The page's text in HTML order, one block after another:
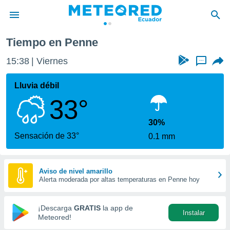
de
ha
para
que se
calidad.
a este
las
y
forma
digital
basada
Tiempo en Penne
15:38 Viernes ...
Lluvia débil
33°
Sensación de 33°
30%
0.1 mm
Aviso de nivel amarillo
Alerta moderada por altas temperaturas en Penne hoy
¡Descarga GRATIS la app de
Meteored!
Instalar